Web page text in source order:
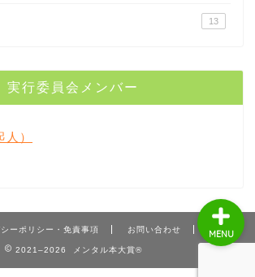
13
実行委員会メンバー
）
ーポリシー・免責事項 お問い合わせ
2021–2026 メンタル本大賞®
MENU